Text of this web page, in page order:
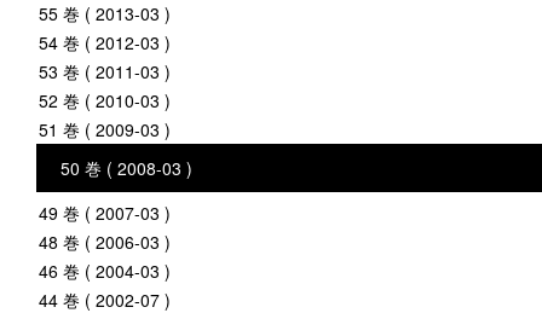
55 巻 ( 2013-03 )
54 巻 ( 2012-03 )
53 巻 ( 2011-03 )
52 巻 ( 2010-03 )
51 巻 ( 2009-03 )
50 巻 ( 2008-03 )
49 巻 ( 2007-03 )
48 巻 ( 2006-03 )
46 巻 ( 2004-03 )
44 巻 ( 2002-07 )